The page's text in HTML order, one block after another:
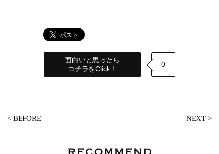
面白いと思ったら
コチラをClick！
0
<BEFORE NEXT>